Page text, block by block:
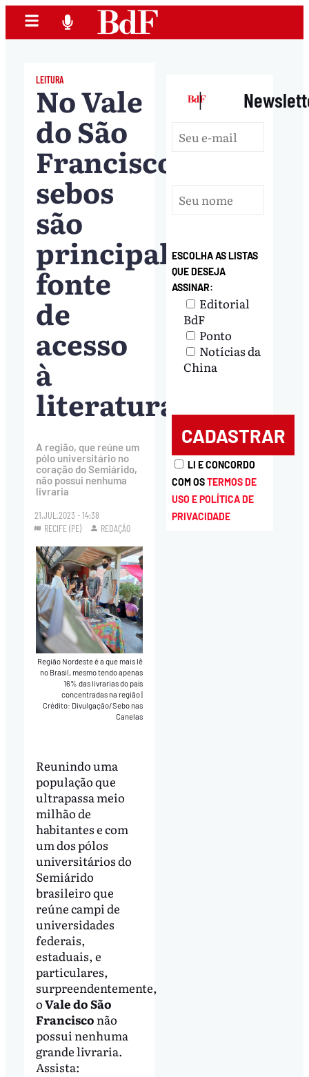
LEITURA
No Vale
do São
Francisco,
sebos
são
principal
fonte
de
acesso
à
literatura
A região, que reúne um
pólo universitário no
coração do Semiárido,
não possui nenhuma
livraria
21.JUL.2023 - 14:38
RECIFE (PE)
REDAÇÃO
Região Nordeste é a que mais lê
no Brasil, mesmo tendo apenas
16% das livrarias do país
concentradas na região
Crédito: Divulgação/Sebo nas
Canelas
Reunindo uma
população que
ultrapassa meio
milhão de
habitantes e com
um dos pólos
universitários do
Semiárido
brasileiro que
reúne campi de
universidades
federais,
estaduais, e
particulares,
surpreendentemente,
oVale do São
Francisco não
possui nenhuma
grande livraria.
Assista:
|
ESCOLHA AS LISTAS
QUE DESEJA
ASSINAR:
Editorial
BdF
Ponto
Notícias da
China
LI E CONCORDO
COM OSTERMOS DE
USO E POLÍTICA DE
PRIVACIDADE